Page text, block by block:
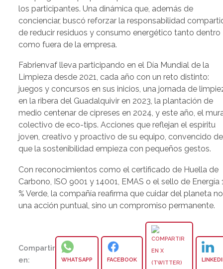
los participantes. Una dinámica que, además de
concienciar, buscó reforzar la responsabilidad
de reducir residuos y consumo energético tanto dentro
como fuera de la empresa.
Fabrienvaf lleva participando en el Día Mundial de la
Limpieza desde 2021, cada año con un reto distinto:
juegos y concursos en sus inicios, una jornada de
en la ribera del Guadalquivir en 2023, la plantación de
medio centenar de cipreses en 2024, y este año, el
colectivo de eco-tips. Acciones que reflejan el espíritu
joven, creativo y proactivo de su equipo, convencido de
que la sostenibilidad empieza con pequeños gestos.
Con reconocimientos como el certificado de Huella de
Carbono, ISO 9001 y 14001, EMAS o el sello de Energía
% Verde, la compañía reafirma que cuidar del planeta
una acción puntual, sino un compromiso permanente.
Compartir
en:
WHATSAPP FACEBOOK